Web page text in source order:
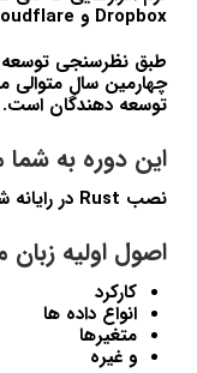
Dropbox و Cloudflare، از Rust استفاده می کنند.
چهارمین سال متوالی
توسعه دهندگان است.
این دوره به
نصب Rust در رایانه شخصی یا مک
اصول اولیه زبان
کارکرد
انواع داده ها
متغیرها
و غیره